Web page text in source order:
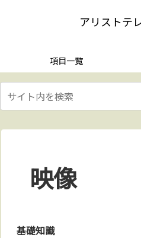
アリストテ
項目一覧
映像
基礎知識